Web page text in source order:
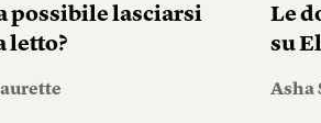
possibile lasciarsi
letto?
Le
su
Asha